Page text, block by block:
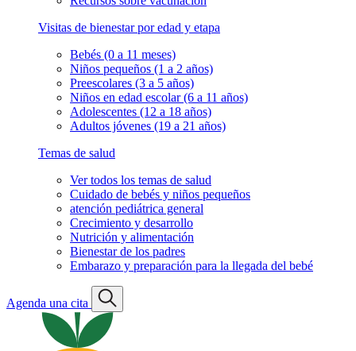
Visitas de bienestar por edad y etapa
Bebés (0 a 11 meses)
Niños pequeños (1 a 2 años)
Preescolares (3 a 5 años)
Niños en edad escolar (6 a 11 años)
Adolescentes (12 a 18 años)
Adultos jóvenes (19 a 21 años)
Temas de salud
Ver todos los temas de salud
Cuidado de bebés y niños pequeños
atención pediátrica general
Crecimiento y desarrollo
Nutrición y alimentación
Bienestar de los padres
Embarazo y preparación para la llegada del bebé
Agenda una cita